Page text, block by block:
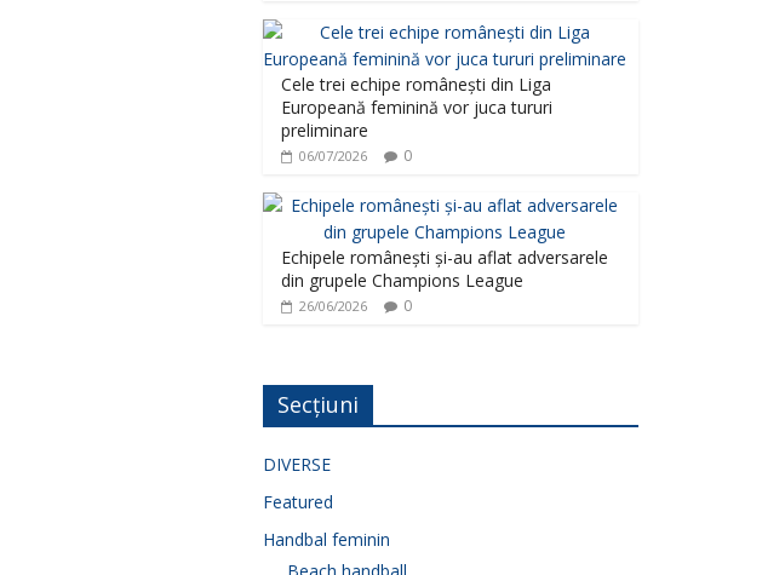
Cele trei echipe românești din Liga
Europeană feminină vor juca tururi
preliminare
06/07/2026 0
Echipele românești și-au aflat adversarele
din grupele Champions League
26/06/2026 0
Secțiuni
DIVERSE
Featured
Handbal feminin